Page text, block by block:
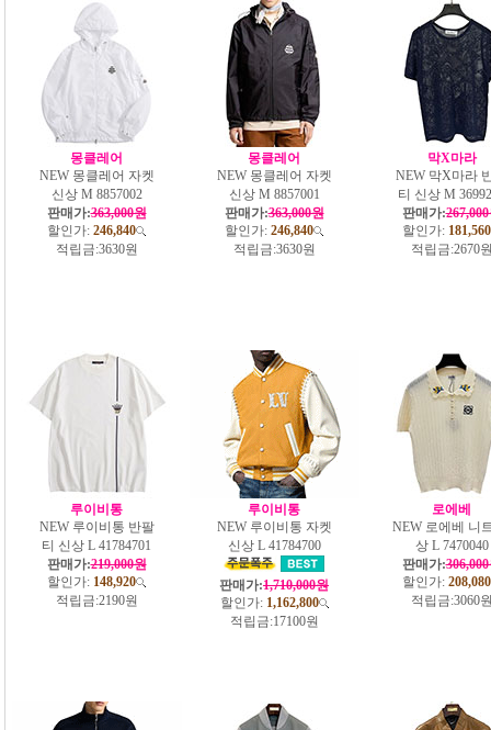
몽클레어
NEW 몽클레어 자켓
신상 M 8857002
판매가:363,000원
할인가: 246,840
적립금:3630원
몽클레어
NEW 몽클레어 자켓
신상 M 8857001
판매가:363,000원
할인가: 246,840
적립금:3630원
막X마라
NEW 막X마라
티 신상 M
판매가:
할인가: 181,560
적립금:2670
루이비통
NEW 루이비통 반팔
티 신상 L 41784701
판매가:219,000원
할인가: 148,920
적립금:2190원
루이비통
NEW 루이비통 자켓
신상 L 41784700
판매가:1,710,000원
할인가: 1,162,800
적립금:17100원
로에베
NEW 로에베 니
상 L 7470040
판매가:
할인가: 208,080
적립금:3060